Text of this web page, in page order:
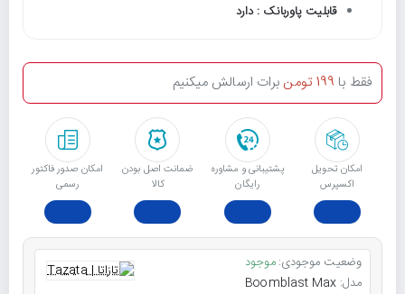
قابلیت پاوربانک : دارد
امکان تحویل
اکسپرس
پشتیبانی و مشاوره
رایگان
ﺿﻤﺎﻧﺖ اﺻﻞ ﺑﻮدن
ﮐﺎﻟﺎ
امکان صدور فاکتور
رسمی
فقط با 199 تومن برات ارسالش میکنیم
وضعیت موجودی:موجود
مدل: Boomblast Max